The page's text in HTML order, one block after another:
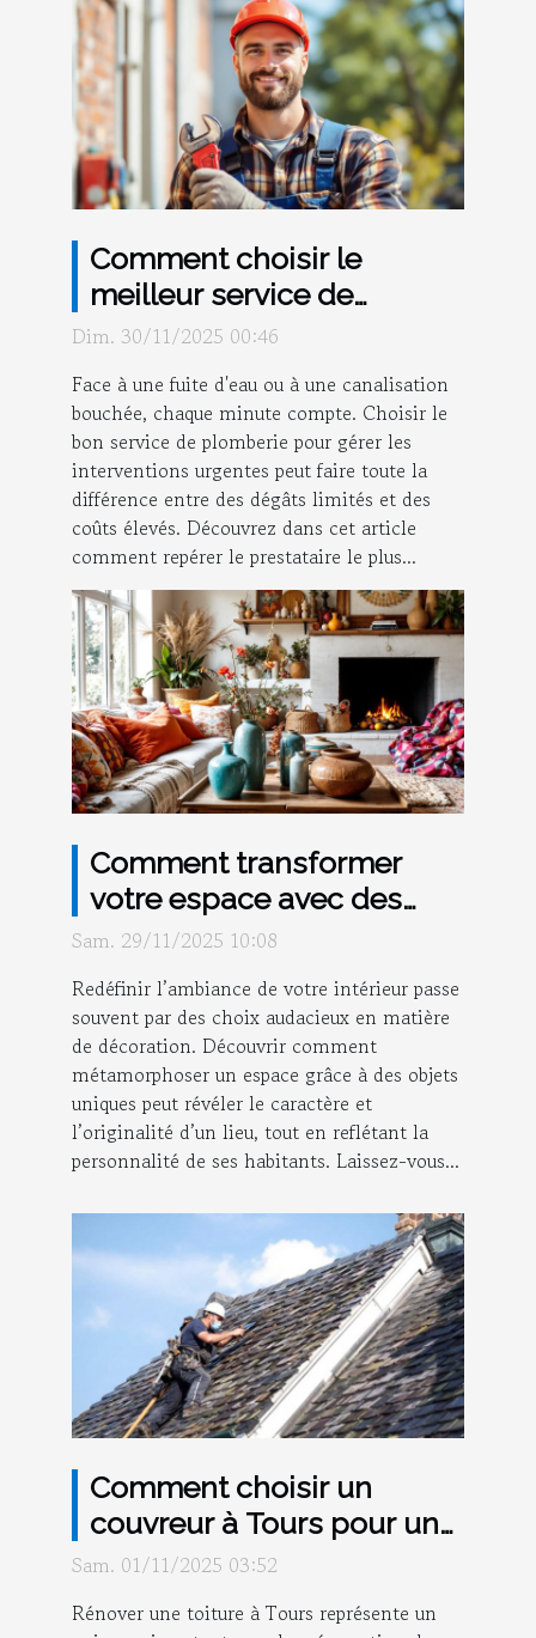
Comment choisir le
meilleur service de
plomberie pour
Dim. 30/11/2025 00:46
Face à une fuite d'eau ou à une canalisation
bouchée, chaque minute compte. Choisir le
bon service de plomberie pour gérer les
interventions urgentes peut faire toute la
différence entre des dégâts limités et des
coûts élevés. Découvrez dans cet article
comment repérer le prestataire le plus...
Comment transformer
votre espace avec des
objets de décoration
uniques ?
Sam. 29/11/2025 10:08
Redéfinir l’ambiance de votre intérieur passe
souvent par des choix audacieux en matière
de décoration. Découvrir comment
métamorphoser un espace grâce à des objets
uniques peut révéler le caractère et
l’originalité d’un lieu, tout en reflétant la
personnalité de ses habitants. Laissez-vous...
Comment choisir un
couvreur à Tours pour une
rénovation durable de
Sam. 01/11/2025 03:52
Rénover une toiture à Tours représente un